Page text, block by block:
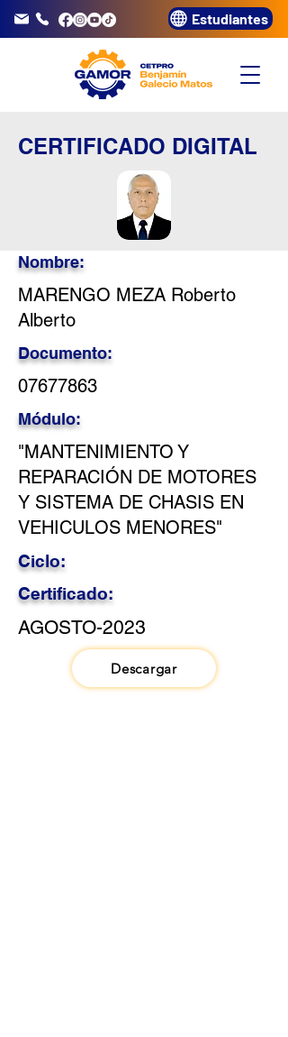
3320072 Estudiantes
CERTIFICADO DIGITAL
Nombre:
MARENGO MEZA Roberto
Alberto
Documento:
07677863
Módulo:
"MANTENIMIENTO Y
REPARACIÓN DE MOTORES
Y SISTEMA DE CHASIS EN
VEHICULOS MENORES"
Ciclo:
Certificado:
AGOSTO-2023
Descargar